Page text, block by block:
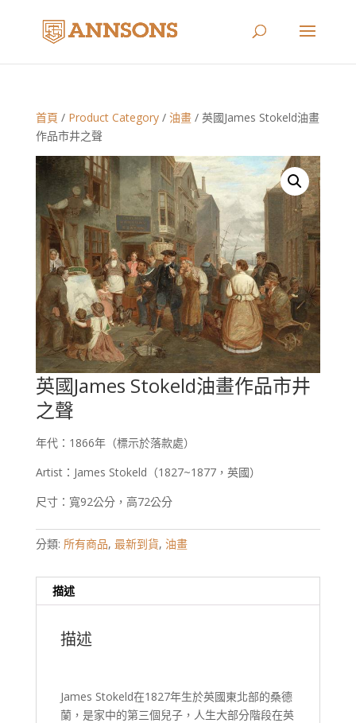
首頁 / Product Category/ 油畫/ 英國James Stokeld油畫
作品市井之聲
英國James Stokeld油畫作品市井
之聲
年代：1866年（標示於落款處）
Artist：James Stokeld（1827~1877，英國）
尺寸：寬92公分，高72公分
分類: 所有商品, 最新到貨, 油畫
描述
描述
James Stokeld在1827年生於英國東北部的桑德
蘭，是家中的第三個兒子，人生大部分階段在英